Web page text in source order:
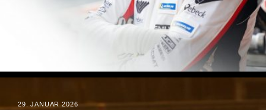
29. JANUAR 2026